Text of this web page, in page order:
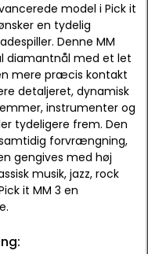
model i Pick it
en tydelig
Denne MM
diamantnål med et let
mere præcis kontakt
detaljeret, dynamisk
instrumenter og
tydeligere frem. Den
forvrængning,
gengives med høj
musik, jazz, rock
it MM 3 en